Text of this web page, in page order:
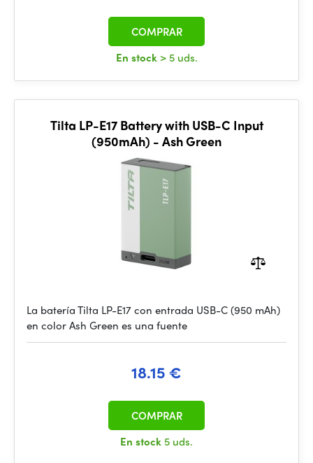
En stock > 5 uds.
COMPRAR
Tilta LP-E17 Battery with USB-C Input
(950mAh) - Ash Green
La batería Tilta LP-E17 con entrada USB-C (950 mAh)
en color Ash Green es una fuente
18.15 €
En stock 5 uds.
COMPRAR